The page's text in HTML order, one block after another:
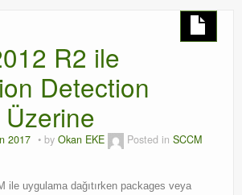
R2 ile
Detection
Üzerine
2017 by Okan EKE Posted in SCCM
ile uygulama dağıtırken packages veya